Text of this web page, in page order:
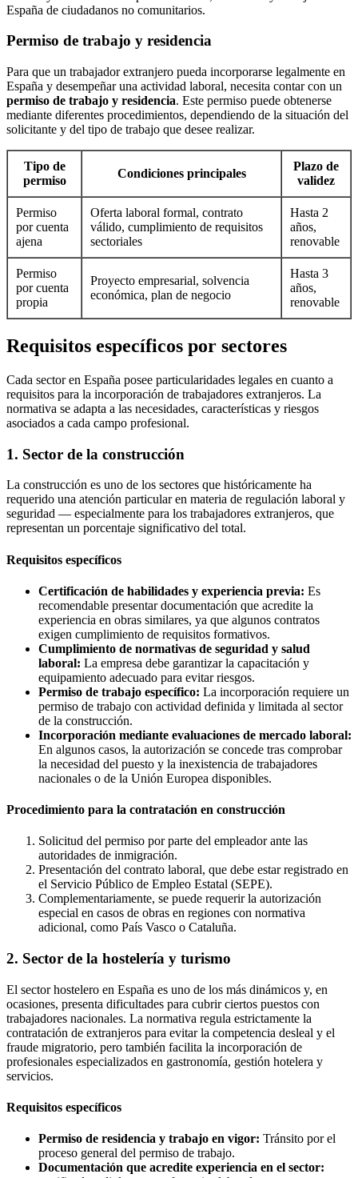
España de ciudadanos no comunitarios.
Permiso de trabajo y residencia
Para que un trabajador extranjero pueda incorporarse legalmente en
España y desempeñar una actividad laboral, necesita contar con un
permiso de trabajo y residencia. Este permiso puede obtenerse
mediante diferentes procedimientos, dependiendo de la situación del
solicitante y del tipo de trabajo que desee realizar.
Tipo de
permiso
Condiciones principales
Plazo de
validez
Permiso
por cuenta
ajena
Oferta laboral formal, contrato
válido, cumplimiento de requisitos
sectoriales
Hasta 2
años,
renovable
Permiso
por cuenta
propia
Proyecto empresarial, solvencia
económica, plan de negocio
Hasta 3
años,
renovable
Requisitos específicos por sectores
Cada sector en España posee particularidades legales en cuanto a
requisitos para la incorporación de trabajadores extranjeros. La
normativa se adapta a las necesidades, características y riesgos
asociados a cada campo profesional.
1. Sector de la construcción
La construcción es uno de los sectores que históricamente ha
requerido una atención particular en materia de regulación laboral y
seguridad — especialmente para los trabajadores extranjeros, que
representan un porcentaje significativo del total.
Requisitos específicos
Certificación de habilidades y experiencia previa: Es
recomendable presentar documentación que acredite la
experiencia en obras similares, ya que algunos contratos
exigen cumplimiento de requisitos formativos.
Cumplimiento de normativas de seguridad y salud
laboral: La empresa debe garantizar la capacitación y
equipamiento adecuado para evitar riesgos.
Permiso de trabajo específico: La incorporación requiere un
permiso de trabajo con actividad definida y limitada al sector
de la construcción.
Incorporación mediante evaluaciones de mercado laboral:
En algunos casos, la autorización se concede tras comprobar
la necesidad del puesto y la inexistencia de trabajadores
nacionales o de la Unión Europea disponibles.
Procedimiento para la contratación en construcción
Solicitud del permiso por parte del empleador ante las
autoridades de inmigración.
Presentación del contrato laboral, que debe estar registrado en
el Servicio Público de Empleo Estatal (SEPE).
Complementariamente, se puede requerir la autorización
especial en casos de obras en regiones con normativa
adicional, como País Vasco o Cataluña.
2. Sector de la hostelería y turismo
El sector hostelero en España es uno de los más dinámicos y, en
ocasiones, presenta dificultades para cubrir ciertos puestos con
trabajadores nacionales. La normativa regula estrictamente la
contratación de extranjeros para evitar la competencia desleal y el
fraude migratorio, pero también facilita la incorporación de
profesionales especializados en gastronomía, gestión hotelera y
servicios.
Requisitos específicos
Permiso de residencia y trabajo en vigor: Tránsito por el
proceso general del permiso de trabajo.
Documentación que acredite experiencia en el sector: